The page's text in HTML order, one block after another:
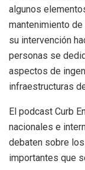
algunos
mantenimiento de
su intervención
personas se
aspectos de
infraestructuras
El podcast Curb
nacionales e
debaten sobre
importantes que